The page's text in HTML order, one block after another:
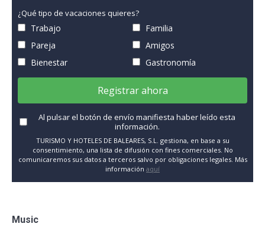
¿Qué tipo de vacaciones quieres?
Trabajo
Familia
Pareja
Amigos
Bienestar
Gastronomía
Registrar ahora
Al pulsar el botón de envío manifiesta haber leído esta
información.
TURISMO Y HOTELES DE BALEARES, S.L. gestiona, en base a su
consentimiento, una lista de difusión con fines comerciales. No
comunicaremos sus datos a terceros salvo por obligaciones legales. Más
información aquí
Music